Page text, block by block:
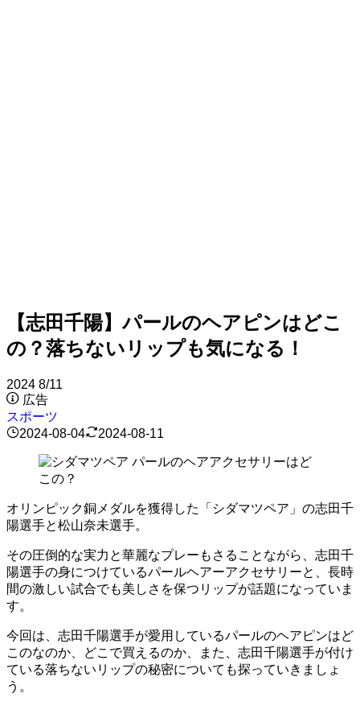
【志田千陽】パールのヘアピンはどこ
の？落ちないリップも気になる！
2024 8/11
広告
スポーツ
2024-08-04
2024-08-11
オリンピック銅メダルを獲得した「シダマツペア」の志田千
陽選手と松山奈未選手。
その圧倒的な実力と華麗なプレーもさることながら、志田千
陽選手の身につけているパールヘアーアクセサリーと、長時
間の激しい試合でも美しさを保つリップが話題になっていま
す。
今回は、志田千陽選手が愛用しているパールのヘアピンはど
このなのか、どこで買えるのか、また、志田千陽選手が付け
ている落ちないリップの秘密についても探っていきましょ
う。